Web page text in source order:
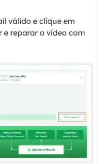
válido e clique em
reparar o vídeo com